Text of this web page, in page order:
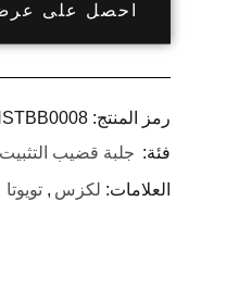
احصل على
رمز المنتج:
فئة: جلبة قضيب التثبيت
العلامات: لكزس , تويوتا